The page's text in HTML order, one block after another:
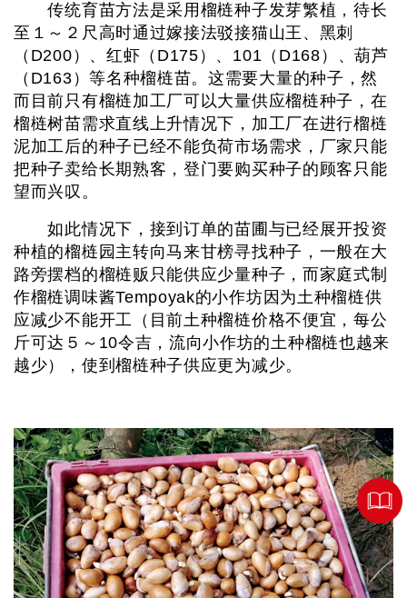
传统育苗方法是采用榴梿种子发芽繁植，待长
至１～２尺高时通过嫁接法驳接猫山王、黑刺
（D200）、红虾（D175）、101（D168）、葫芦
（D163）等名种榴梿苗。这需要大量的种子，然
而目前只有榴梿加工厂可以大量供应榴梿种子，在
榴梿树苗需求直线上升情况下，加工厂在进行榴梿
泥加工后的种子已经不能负荷市场需求，厂家只能
把种子卖给长期熟客，登门要购买种子的顾客只能
望而兴叹。
如此情况下，接到订单的苗圃与已经展开投资
种植的榴梿园主转向马来甘榜寻找种子，一般在大
路旁摆档的榴梿贩只能供应少量种子，而家庭式制
作榴梿调味酱Tempoyak的小作坊因为土种榴梿供
应减少不能开工（目前土种榴梿价格不便宜，每公
斤可达５～10令吉，流向小作坊的土种榴梿也越来
越少），使到榴梿种子供应更为减少。